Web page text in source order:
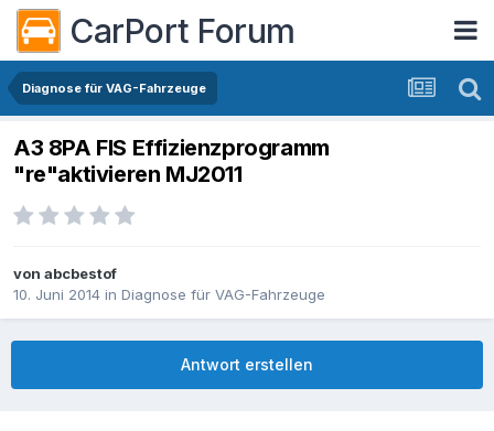
CarPort Forum
Diagnose für VAG-Fahrzeuge
A3 8PA FIS Effizienzprogramm
"re"aktivieren MJ2011
von abcbestof
10. Juni 2014 in Diagnose für VAG-Fahrzeuge
Antwort erstellen